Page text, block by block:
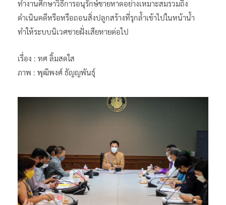
ทำงานศึกษาวิธีการอนุรักษ์ชายหาดอย่างเหมาะสมรวมถึง
ดำเนินคดีหรือหรือถอนสิ่งปลูกสร้างที่รุกล้ำเข้าไปในหน้าน้ำ
ทำให้ระบบนิเวศชายฝั่งเสียหายต่อไป
เรื่อง : ทศ ลิ้มสดใส
ภาพ : พุฒิพงศ์ ธัญญพันธุ์